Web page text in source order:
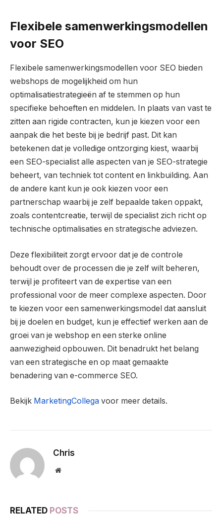
Flexibele samenwerkingsmodellen
voor SEO
Flexibele samenwerkingsmodellen voor SEO bieden
webshops de mogelijkheid om hun
optimalisatiestrategieën af te stemmen op hun
specifieke behoeften en middelen. In plaats van vast te
zitten aan rigide contracten, kun je kiezen voor een
aanpak die het beste bij je bedrijf past. Dit kan
betekenen dat je volledige ontzorging kiest, waarbij
een SEO-specialist alle aspecten van je SEO-strategie
beheert, van techniek tot content en linkbuilding. Aan
de andere kant kun je ook kiezen voor een
partnerschap waarbij je zelf bepaalde taken oppakt,
zoals contentcreatie, terwijl de specialist zich richt op
technische optimalisaties en strategische adviezen.
Deze flexibiliteit zorgt ervoor dat je de controle
behoudt over de processen die je zelf wilt beheren,
terwijl je profiteert van de expertise van een
professional voor de meer complexe aspecten. Door
te kiezen voor een samenwerkingsmodel dat aansluit
bij je doelen en budget, kun je effectief werken aan de
groei van je webshop en een sterke online
aanwezigheid opbouwen. Dit benadrukt het belang
van een strategische en op maat gemaakte
benadering van e-commerce SEO.
Bekijk MarketingCollega voor meer details.
Chris
Website
RELATED POSTS